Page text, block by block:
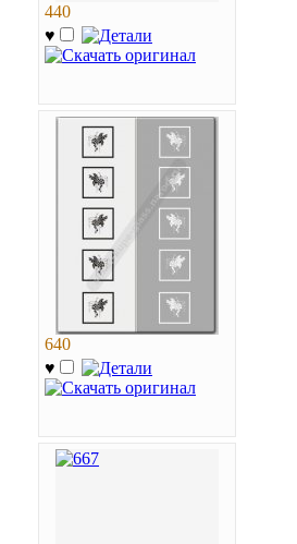
440
♥
640
♥